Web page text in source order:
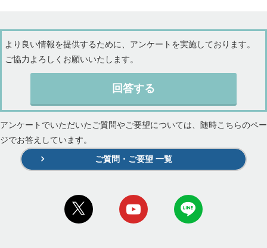
より良い情報を提供するために、アンケートを実施しております。
ご協力よろしくお願いいたします。
回答する
アンケートでいただいたご質問やご要望については、随時こちらのペー
ジでお答えしています。
ご質問・ご要望 一覧